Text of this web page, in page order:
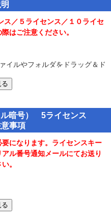
／５ライセンス／１０ライセ
はご注意ください。
イルやフォルダをドラッグ＆ド
対策を行いたい方におすすめ
ァイルを扱える他、多言語に
ル送付などにも利用できるな
。
ァイルやフォルダを暗号化でき
ファイルを利用できる人を限定
る
ル暗号） 5ライセンス
事項
になります。ライセンスキー
ル番号通知メールにてお送り
。
）
る